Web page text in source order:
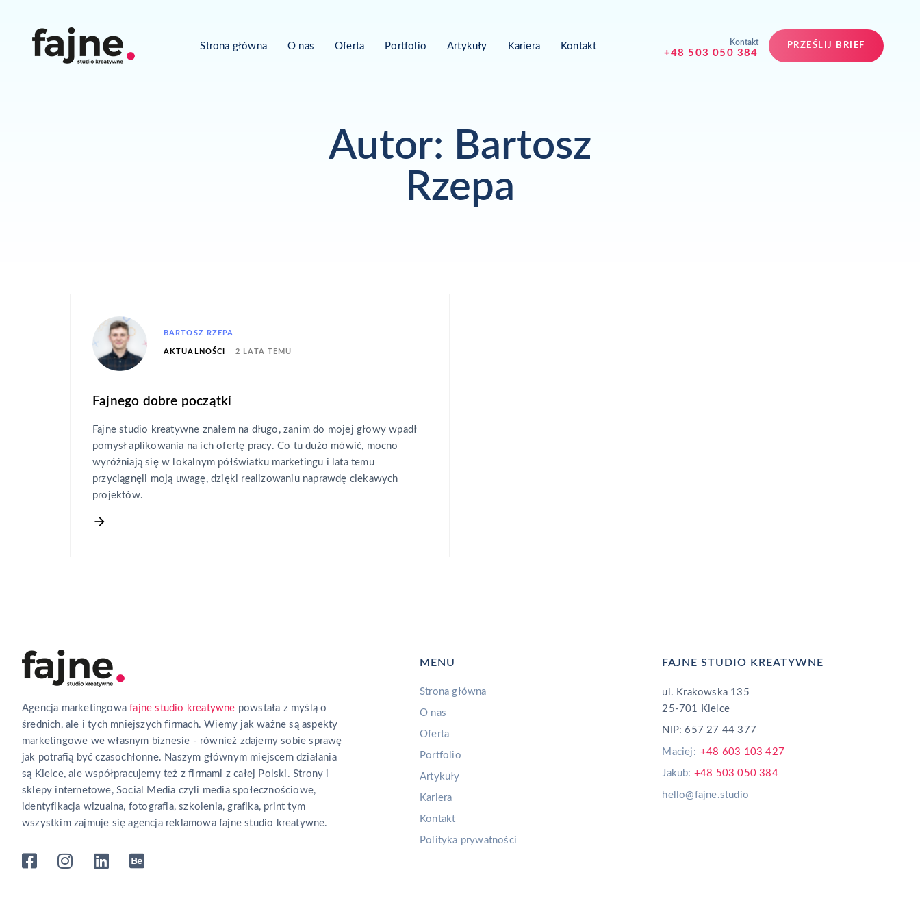
Strona główna O nas Oferta Portfolio Artykuły Kariera Kontakt Kontakt
+48 503 050 384
PRZEŚLIJ BRIEF
Autor: Bartosz
Rzepa
BARTOSZ RZEPA
AKTUALNOŚCI 2 LATA TEMU
Fajnego dobre początki
Fajne studio kreatywne znałem na długo, zanim do mojej głowy wpadł
pomysł aplikowania na ich ofertę pracy. Co tu dużo mówić, mocno
wyróżniają się w lokalnym półświatku marketingu i lata temu
przyciągnęli moją uwagę, dzięki realizowaniu naprawdę ciekawych
projektów.
Agencja marketingowafajne studio kreatywne powstała z myślą o
średnich, ale i tych mniejszych firmach. Wiemy jak ważne są aspekty
marketingowe we własnym biznesie - również zdajemy sobie sprawę
jak potrafią być czasochłonne. Naszym głównym miejscem działania
są Kielce, ale współpracujemy też z firmami z całej Polski. Strony i
sklepy internetowe, Social Media czyli media społecznościowe,
identyfikacja wizualna, fotografia, szkolenia, grafika, print tym
wszystkim zajmuje się agencja reklamowa fajne studio kreatywne.
MENU
Strona główna
O nas
Oferta
Portfolio
Artykuły
Kariera
Kontakt
Polityka prywatności
FAJNE STUDIO KREATYWNE
ul. Krakowska 135
25-701 Kielce
NIP: 657 27 44 377
Maciej: +48 603 103 427
Jakub: +48 503 050 384
hello@fajne.studio